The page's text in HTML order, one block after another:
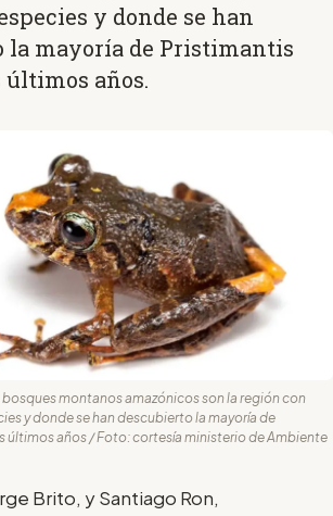
y donde se han
la mayoría de Pristimantis
años.
montanos amazónicos son la región con
y donde se han descubierto la mayoría de
últimos años / Foto: cortesía ministerio de Ambiente
Brito, y Santiago Ron,